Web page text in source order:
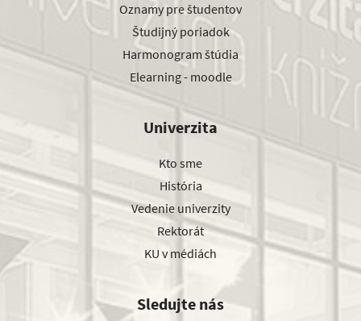
Oznamy pre študentov
Študijný poriadok
Harmonogram štúdia
Elearning - moodle
Univerzita
Kto sme
História
Vedenie univerzity
Rektorát
KU v médiách
Sledujte nás